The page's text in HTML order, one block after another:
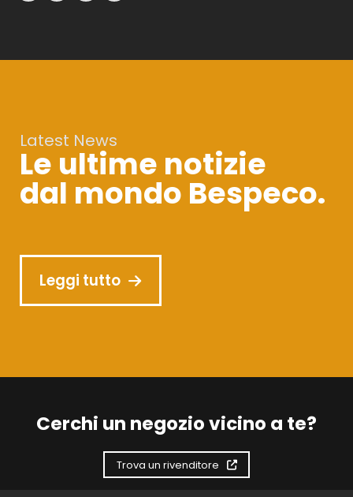
Latest News
Le ultime notizie
dal mondo Bespeco.
Leggi tutto
Cerchi un negozio vicino a te?
Trova un rivenditore